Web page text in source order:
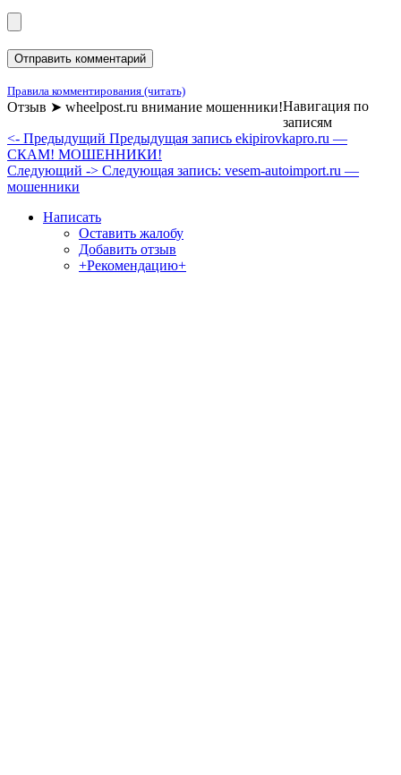
Правила комментирования (читать)
Отзыв ➤ wheelpost.ru внимание мошенники!Навигация по
записям
<- Предыдущий Предыдущая запись ekipirovkapro.ru —
СКАМ! МОШЕННИКИ!
Следующий -> Следующая запись: vesem-autoimport.ru —
мошенники
Написать
Оставить жалобу
Добавить отзыв
+Рекомендацию+